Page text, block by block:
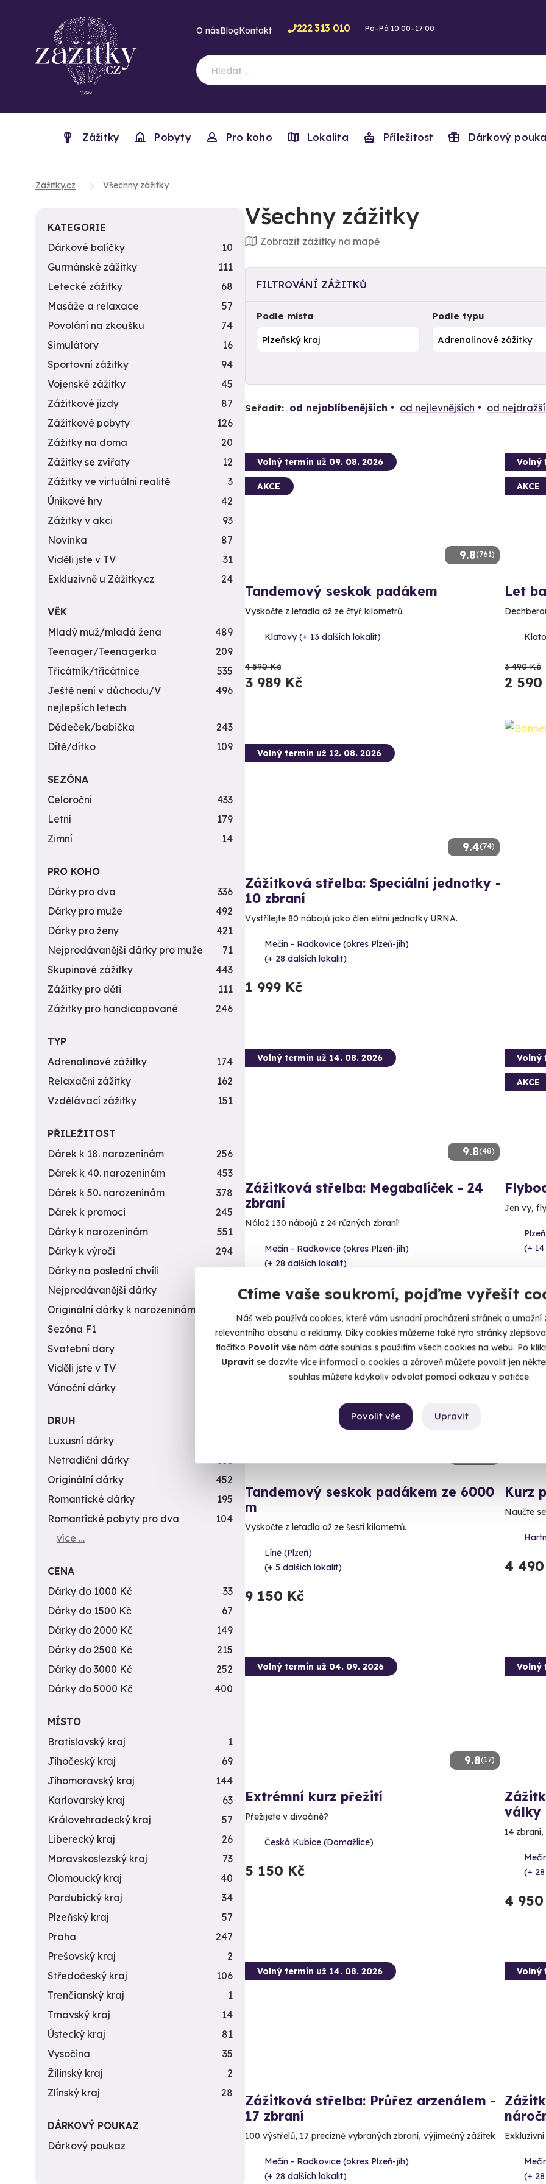
Ctíme vaše soukromí, pojďme vyřešit
Náš web používá cookies, které vám usnadní procházení stránek a umožní
relevantního obsahu a reklamy. Díky cookies můžeme také tyto stránky
tlačítko Povolit vše nám dáte souhlas s použitím všech cookies na webu. Po
Upravitse dozvíte více informací o cookies a zároveň můžete povolit jen
souhlas můžete kdykoliv odvolat pomocí odkazu v patičce.
Upravit
Povolit vše
O násBlogKontakt 222 313 010 Po–Pá 10:00–17:00
Zážitky Pobyty Pro koho Lokalita Příležitost Dárkový
Zážitky.cz Všechny zážitky
Všechny zážitky
Zobrazit zážitky na mapě
FILTROVÁNÍ ZÁŽITKŮ
Podle místa Podle typu
Seřadit: od nejoblíbenějších od nejlevnějších od
9.8(761)
Volný termín už 09. 08. 2026
AKCE
Tandemový seskok padákem
Vyskočte z letadla až ze čtyř kilometrů.
Klatovy (+ 13 dalších lokalit)
4 590 Kč
3 989 Kč
Volný
AKCE
Let
3 490 Kč
2 590
9.4(74)
Volný termín už 12. 08. 2026
Zážitková střelba: Speciální jednotky -
10 zbraní
Vystřílejte 80 nábojů jako člen elitní jednotky URNA.
Mečín - Radkovice (okres Plzeň-jih)
(+ 28 dalších lokalit)
1 999 Kč
9.8(48)
Volný termín už 14. 08. 2026
Zážitková střelba: Megabalíček - 24
zbraní
Nálož 130 nábojů z 24 různých zbraní!
Mečín - Radkovice (okres Plzeň-jih)
(+ 28 dalších lokalit)
4 999 Kč
Volný
AKCE
Jen vy,
(+
Volný termín už 09. 08. 2026
Tandemový seskok padákem ze 6000
m
Vyskočte z letadla až ze šesti kilometrů.
Líně (Plzeň)
(+ 5 dalších lokalit)
9 150 Kč
Volný
Kurz
Naučte
4
9.8(17)
Volný termín už 04. 09. 2026
Extrémní kurz přežití
Přežijete v divočině?
Česká Kubice (Domažlice)
5 150 Kč
Volný
války
14
(+
4
Volný termín už 14. 08. 2026
Zážitková střelba: Průřez arzenálem -
17 zbraní
100 výstřelů, 17 precizně vybraných zbraní, výjimečný zážitek
Mečín - Radkovice (okres Plzeň-jih)
(+ 28 dalších lokalit)
Volný
(+
KATEGORIE
Dárkové balíčky
10
Gurmánské zážitky
111
Letecké zážitky
68
Masáže a relaxace
57
Povolání na zkoušku
74
Simulátory
16
Sportovní zážitky
94
Vojenské zážitky
45
Zážitkové jízdy
87
Zážitkové pobyty
126
Zážitky na doma
20
Zážitky se zvířaty
12
Zážitky ve virtuální realitě
3
Únikové hry
42
Zážitky v akci
93
Novinka
87
Viděli jste v TV
31
Exkluzivně u Zážitky.cz
24
VĚK
Mladý muž/mladá žena
489
Teenager/Teenagerka
209
Třicátník/třicátnice
535
Ještě není v důchodu/V
nejlepších letech
496
Dědeček/babička
243
Dítě/dítko
109
SEZÓNA
Celoroční
433
Letní
179
Zimní
14
PRO KOHO
Dárky pro dva
336
Dárky pro muže
492
Dárky pro ženy
421
Nejprodávanější dárky pro muže
71
Skupinové zážitky
443
Zážitky pro děti
111
Zážitky pro handicapované
246
TYP
Adrenalinové zážitky
174
Relaxační zážitky
162
Vzdělávací zážitky
151
PŘILEŽITOST
Dárek k 18. narozeninám
256
Dárek k 40. narozeninám
453
Dárek k 50. narozeninám
378
Dárek k promoci
245
Dárky k narozeninám
551
Dárky k výročí
294
Dárky na poslední chvíli
450
Nejprodávanější dárky
Originální dárky k narozeninám
Sezóna F1
4
Svatební dary
196
Viděli jste v TV
31
Vánoční dárky
DRUH
Luxusní dárky
Netradiční dárky
353
Originální dárky
452
Romantické dárky
195
Romantické pobyty pro dva
104
více …
CENA
Dárky do 1000 Kč
33
Dárky do 1500 Kč
67
Dárky do 2000 Kč
149
Dárky do 2500 Kč
215
Dárky do 3000 Kč
252
Dárky do 5000 Kč
400
MÍSTO
Bratislavský kraj
1
Jihočeský kraj
69
Jihomoravský kraj
144
Karlovarský kraj
63
Královehradecký kraj
57
Liberecký kraj
26
Moravskoslezský kraj
73
Olomoucký kraj
40
Pardubický kraj
34
Plzeňský kraj
57
Praha
247
Prešovský kraj
2
Středočeský kraj
106
Trenčianský kraj
1
Trnavský kraj
14
Ústecký kraj
81
Vysočina
35
Žilinský kraj
2
Zlínský kraj
28
DÁRKOVÝ POUKAZ
Dárkový poukaz